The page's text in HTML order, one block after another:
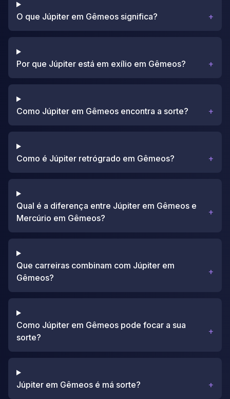
O que Júpiter em Gêmeos significa? +
Por que Júpiter está em exílio em Gêmeos? +
Como Júpiter em Gêmeos encontra a sorte? +
Como é Júpiter retrógrado em Gêmeos? +
Qual é a diferença entre Júpiter em Gêmeos e
Mercúrio em Gêmeos?
+
Que carreiras combinam com Júpiter em
Gêmeos?
+
Como Júpiter em Gêmeos pode focar a sua
sorte?
+
Júpiter em Gêmeos é má sorte? +